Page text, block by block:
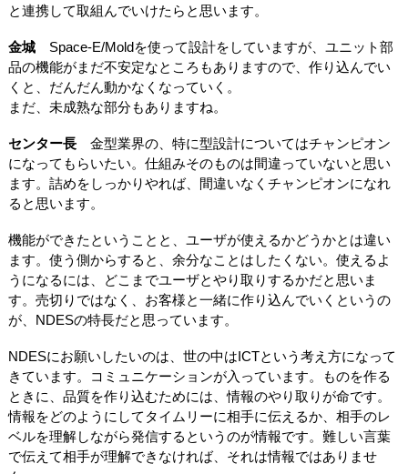
と連携して取組んでいけたらと思います。
金城Space-E/Moldを使って設計をしていますが、ユニット部
品の機能がまだ不安定なところもありますので、作り込んでい
くと、だんだん動かなくなっていく。
まだ、未成熟な部分もありますね。
センター長金型業界の、特に型設計についてはチャンピオン
になってもらいたい。仕組みそのものは間違っていないと思い
ます。詰めをしっかりやれば、間違いなくチャンピオンになれ
ると思います。
機能ができたということと、ユーザが使えるかどうかとは違い
ます。使う側からすると、余分なことはしたくない。使えるよ
うになるには、どこまでユーザとやり取りするかだと思いま
す。売切りではなく、お客様と一緒に作り込んでいくというの
が、NDESの特長だと思っています。
NDESにお願いしたいのは、世の中はICTという考え方になって
きています。コミュニケーションが入っています。ものを作る
ときに、品質を作り込むためには、情報のやり取りが命です。
情報をどのようにしてタイムリーに相手に伝えるか、相手のレ
ベルを理解しながら発信するというのが情報です。難しい言葉
で伝えて相手が理解できなければ、それは情報ではありませ